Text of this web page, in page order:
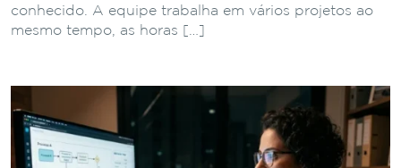
conhecido. A equipe trabalha em vários projetos ao
mesmo tempo, as horas […]